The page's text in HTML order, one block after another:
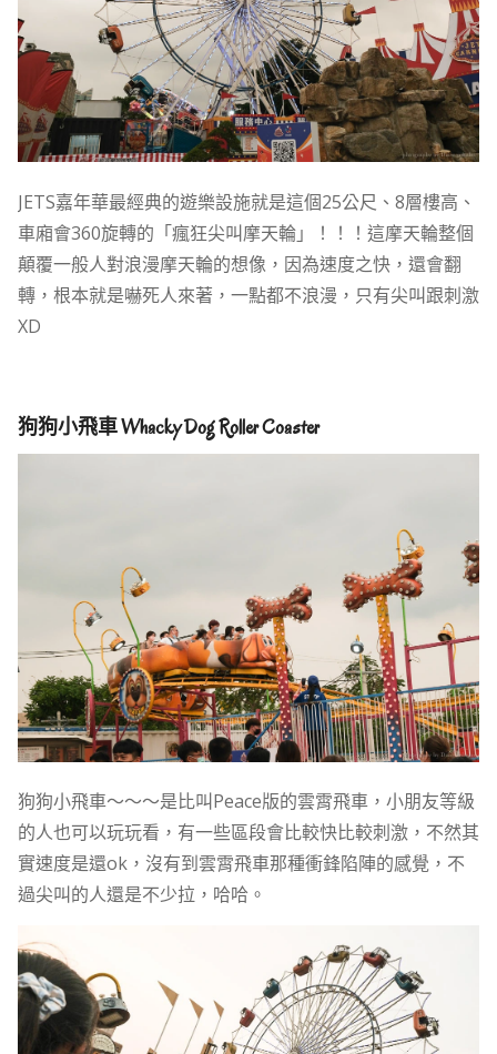
JETS嘉年華最經典的遊樂設施就是這個25公尺、8層樓高、
車廂會360旋轉的「瘋狂尖叫摩天輪」！！！這摩天輪整個
顛覆一般人對浪漫摩天輪的想像，因為速度之快，還會翻
轉，根本就是嚇死人來著，一點都不浪漫，只有尖叫跟刺激
XD
狗狗小飛車 Whacky Dog Roller Coaster
狗狗小飛車～～～是比叫Peace版的雲霄飛車，小朋友等級
的人也可以玩玩看，有一些區段會比較快比較刺激，不然其
實速度是還ok，沒有到雲霄飛車那種衝鋒陷陣的感覺，不
過尖叫的人還是不少拉，哈哈。